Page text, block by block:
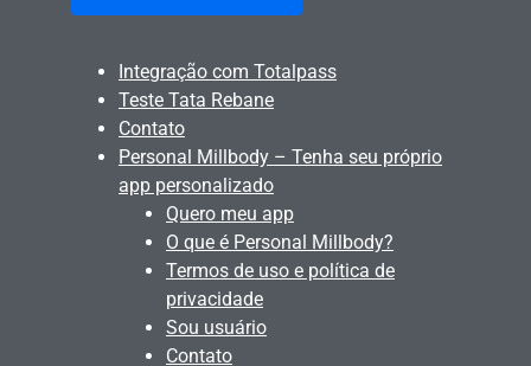
Integração com Totalpass
Teste Tata Rebane
Contato
Personal Millbody – Tenha seu próprio
app personalizado
Quero meu app
O que é Personal Millbody?
Termos de uso e política de
privacidade
Sou usuário
Contato